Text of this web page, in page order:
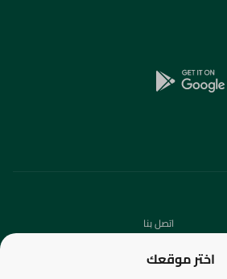
اختر موقعك
اتصل بنا